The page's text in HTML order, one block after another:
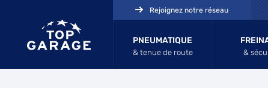
PNEUMATIQUE
& tenue de route &
Rejoignez notre réseau